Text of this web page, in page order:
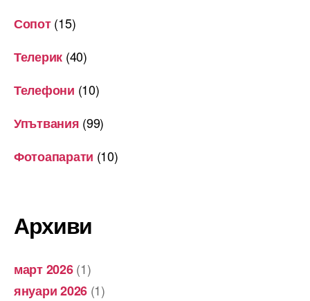
Сопот(15)
Телерик (40)
Телефони (10)
Упътвания (99)
Фотоапарати (10)
Архиви
март 2026(1)
януари 2026 (1)